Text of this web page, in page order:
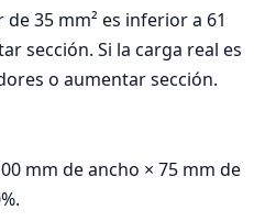
35 mm² es inferior a 61
sección. Si la carga real es
o aumentar sección.
mm de ancho × 75 mm de